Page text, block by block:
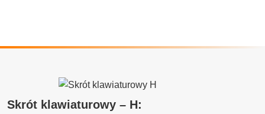
Skrót klawiaturowy – H: